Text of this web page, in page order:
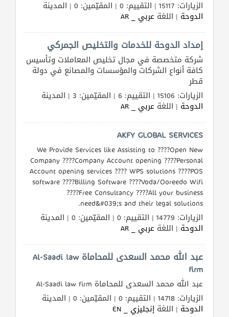
الزيارات: 15117 | التقييم: 0 | المقيّمين: 0 | المدينة
الدوحة | اللغة عربي _ AR
إمداد الدوحة للخدمات والتخليص الجمركي
شركة متخصصة في مجال تخليص المعاملات وتأسيس
كافة أنواع الشركات والمؤسسات والمصانع في دولة
قطر
الزيارات: 15106 | التقييم: 6 | المقيّمين: 3 | المدينة
الدوحة | اللغة عربي _ AR
AKFY GLOBAL SERVICES
We Provide Services like Assisting to ????Open New
Company ????Company Account opening ????Personal
Account opening services ???? WPS solutions ????POS
software ????Billing Software ????Voda/Ooreedo Wifi
????Free Consultancy ????All your business
need&#039;s and their legal solutions.
الزيارات: 14779 | التقييم: 0 | المقيّمين: 0 | المدينة
الدوحة | اللغة عربي _ AR
عبد الله محمد السعدى للمحاماة Al-Saadi law
firm
عبد الله محمد السعدى للمحاماة Al-Saadi law firm
الزيارات: 14718 | التقييم: 0 | المقيّمين: 0 | المدينة
الدوحة | اللغة إنجليزي _ EN